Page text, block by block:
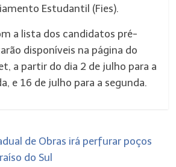
Estudantil (Fies).
a lista dos candidatos pré-
disponíveis na página do
a partir do dia 2 de julho para a
e 16 de julho para a segunda.
de Obras irá perfurar poços
do Sul